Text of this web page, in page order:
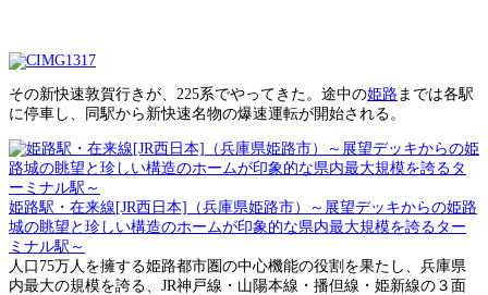
その新快速敦賀行きが、225系でやってきた。途中の姫路 までは各駅
に停車し、同駅から新快速名物の爆速運転が開始される。
姫路駅・在来線[JR西日本]（兵庫県姫路市）～展望デッキからの姫路
城の眺望と珍しい構造のホームが印象的な県内最大規模を誇るター
ミナル駅～
人口75万人を擁する姫路都市圏の中心機能の役割を果たし、兵庫県
内最大の規模を誇る、JR神戸線・山陽本線・播但線・姫新線の３面